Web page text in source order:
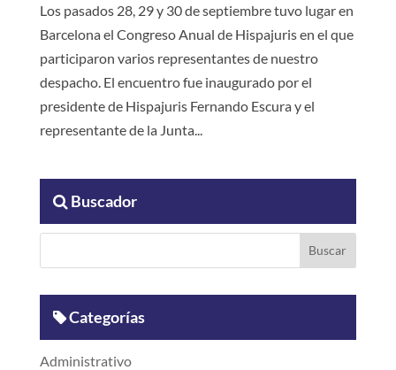
Los pasados 28, 29 y 30 de septiembre tuvo lugar en
Barcelona el Congreso Anual de Hispajuris en el que
participaron varios representantes de nuestro
despacho. El encuentro fue inaugurado por el
presidente de Hispajuris Fernando Escura y el
representante de la Junta...
Buscador
Categorías
Administrativo